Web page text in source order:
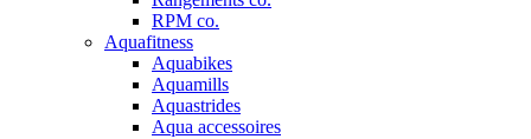
RPM co.
Aquafitness
Aquabikes
Aquamills
Aquastrides
Aqua accessoires